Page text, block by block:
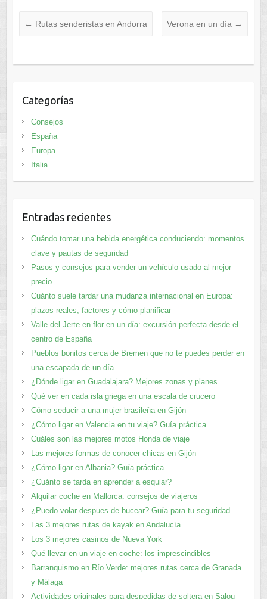
← Rutas senderistas en Andorra Verona en un día →
Categorías
Consejos
España
Europa
Italia
Entradas recientes
Cuándo tomar una bebida energética conduciendo: momentos
clave y pautas de seguridad
Pasos y consejos para vender un vehículo usado al mejor
precio
Cuánto suele tardar una mudanza internacional en Europa:
plazos reales, factores y cómo planificar
Valle del Jerte en flor en un día: excursión perfecta desde el
centro de España
Pueblos bonitos cerca de Bremen que no te puedes perder en
una escapada de un día
¿Dónde ligar en Guadalajara? Mejores zonas y planes​
Qué ver en cada isla griega en una escala de crucero
Cómo seducir a una mujer brasileña en Gijón
¿Cómo ligar en Valencia en tu viaje? Guía práctica
Cuáles son las mejores motos Honda de viaje
Las mejores formas de conocer chicas en Gijón
¿Cómo ligar en Albania? Guía práctica
¿Cuánto se tarda en aprender a esquiar?
Alquilar coche en Mallorca: consejos de viajeros
¿Puedo volar despues de bucear? Guía para tu seguridad
Las 3 mejores rutas de kayak en Andalucía
Los 3 mejores casinos de Nueva York
Qué llevar en un viaje en coche: los imprescindibles
Barranquismo en Río Verde: mejores rutas cerca de Granada
y Málaga
Actividades originales para despedidas de soltera en Salou